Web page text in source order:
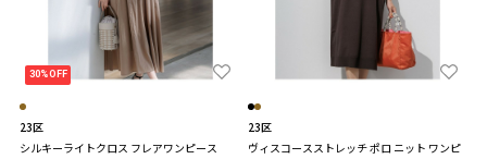
30%OFF
23区
シルキーライトクロス フレアワンピース
23区
ヴィスコースストレッチ ポロ ニット ワンピ